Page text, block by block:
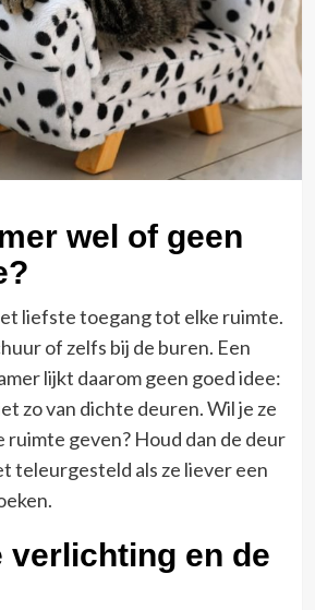
wel of geen
liefste toegang tot elke ruimte.
of zelfs bij de buren. Een
lijkt daarom geen goed idee:
zo van dichte deuren. Wil je ze
ruimte geven? Houd dan de deur
teleurgesteld als ze liever een
verlichting en de